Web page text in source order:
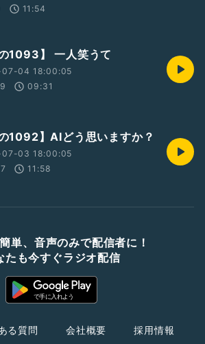
11:54
の1093】 一人笑うて
04 18:00:05
09:31
の1092】AIどう思いますか？
03 18:00:05
11:58
単、音声のみで配信者に！
たも今すぐラジオ配信
る質問 会社概要 採用情報